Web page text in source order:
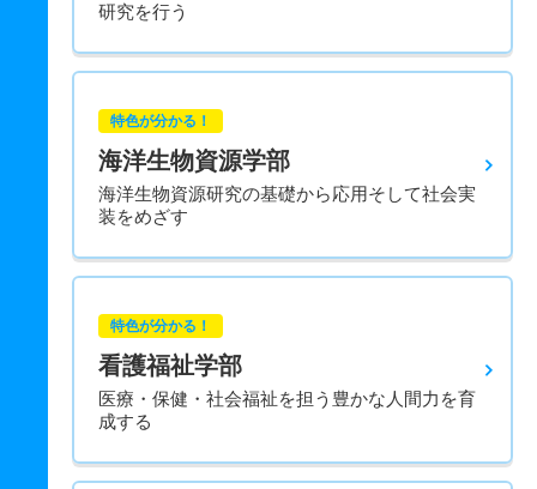
研究を行う
特色が分かる！
海洋生物資源学部
海洋生物資源研究の基礎から応用そして社会実
装をめざす
特色が分かる！
看護福祉学部
医療・保健・社会福祉を担う豊かな人間力を育
成する